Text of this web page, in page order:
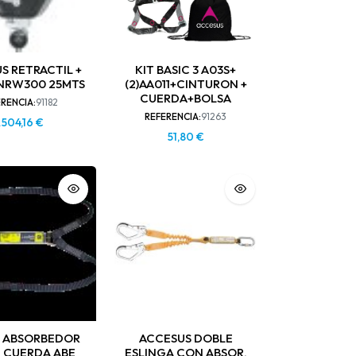
RETRACTIL +
25MTS
91182
€
KIT BASIC 3 A03S+
(2)AA011+CINTURON +
CUERDA+BOLSA
REFERENCIA:91263
51,80 €
ABE
ACCESUS DOBLE
ESLINGA CON ABSOR.